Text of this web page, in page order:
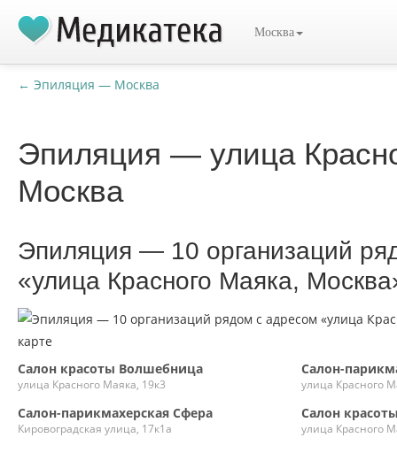
Москва
← Эпиляция — Москва
Эпиляция — улица
Москва
Эпиляция — 10 организаций
«улица Красного Маяка,
Салон красоты Волшебница
улица Красного Маяка, 19к3
Салон-парикмахерская Сфера
Кировоградская улица, 17к1а
Салон-
улица Красного
Салон
улица Красного